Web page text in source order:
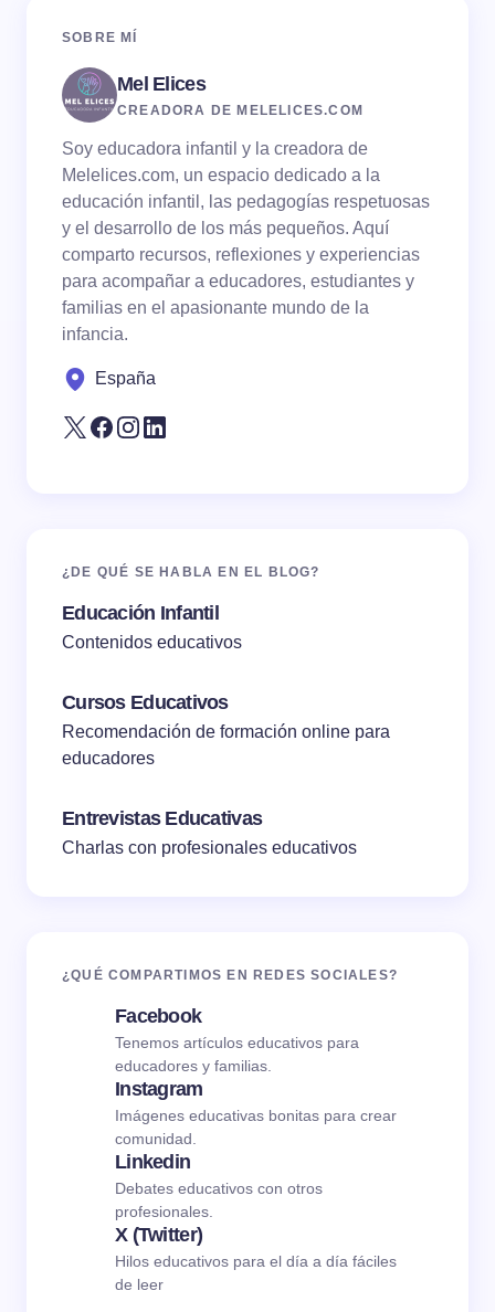
Your Comment *
Email *
Save my name and email in this browser for the
SOBRE MÍ
Mel Elices
CREADORA DE MELELICES.COM
Soy educadora infantil y la creadora de
Melelices.com, un espacio dedicado a la
educación infantil, las pedagogías respetuosas
y el desarrollo de los más pequeños. Aquí
comparto recursos, reflexiones y experiencias
para acompañar a educadores, estudiantes y
familias en el apasionante mundo de la
infancia.
España
¿DE QUÉ SE HABLA EN EL BLOG?
Educación Infantil
Contenidos educativos
Cursos Educativos
Recomendación de formación online para
educadores
Entrevistas Educativas
Charlas con profesionales educativos
¿QUÉ COMPARTIMOS EN REDES SOCIALES?
Facebook
Tenemos artículos educativos para
educadores y familias.
Instagram
Imágenes educativas bonitas para crear
comunidad.
Linkedin
Debates educativos con otros
profesionales.
X (Twitter)
Hilos educativos para el día a día fáciles
de leer